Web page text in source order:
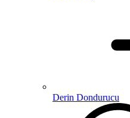
Derin Dondurucu